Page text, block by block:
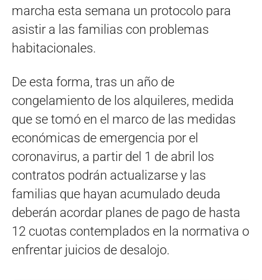
marcha esta semana un protocolo para
asistir a las familias con problemas
habitacionales.
De esta forma, tras un año de
congelamiento de los alquileres, medida
que se tomó en el marco de las medidas
económicas de emergencia por el
coronavirus, a partir del 1 de abril los
contratos podrán actualizarse y las
familias que hayan acumulado deuda
deberán acordar planes de pago de hasta
12 cuotas contemplados en la normativa o
enfrentar juicios de desalojo.